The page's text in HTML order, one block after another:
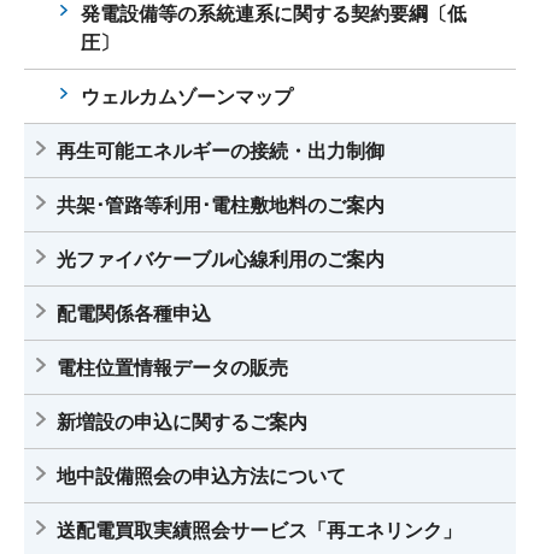
発電設備等の系統連系に関する契約要綱〔低
圧〕
ウェルカムゾーンマップ
再生可能エネルギーの接続・出力制御
共架･管路等利用･電柱敷地料のご案内
光ファイバケーブル心線利用のご案内
配電関係各種申込
電柱位置情報データの販売
新増設の申込に関するご案内
地中設備照会の申込方法について
送配電買取実績照会サービス「再エネリンク」